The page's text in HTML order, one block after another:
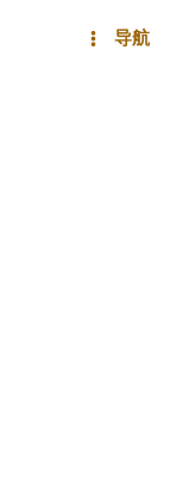
导航